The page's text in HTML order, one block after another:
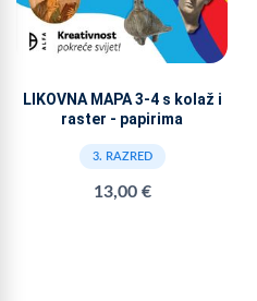
LIKOVNA MAPA 3-4 s kolaž i
raster - papirima
3. RAZRED
13,00 €